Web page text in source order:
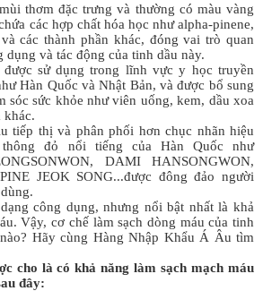
thơm đặc trưng và thường có màu vàng
các hợp chất hóa học như alpha-pinene,
các thành phần khác, đóng vai trò quan
và tác động của tinh dầu này.
sử dụng trong lĩnh vực y học truyền
Hàn Quốc và Nhật Bản, và được bổ sung
sóc sức khỏe như viên uống, kem, dầu xoa
khác.
tiếp thị và phân phối hơn chục nhãn hiệu
đỏ nổi tiếng của Hàn Quốc như
DAMI HANSONGWON,
JEOK SONG...được đông đảo người
công dụng, nhưng nổi bật nhất là khả
Vậy, cơ chế làm sạch dòng máu của tinh
Hãy cùng Hàng Nhập Khẩu Á Âu tìm
cho là có khả năng làm sạch mạch máu
đây: